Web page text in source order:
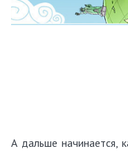
А дальше начинается,